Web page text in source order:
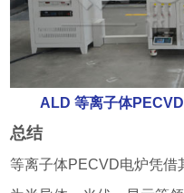
ALD 等离子体
总结
等离子体PECVD电炉凭借